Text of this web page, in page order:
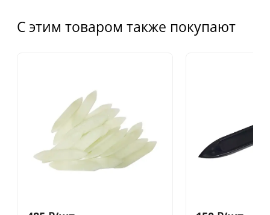
С этим товаром также покупают